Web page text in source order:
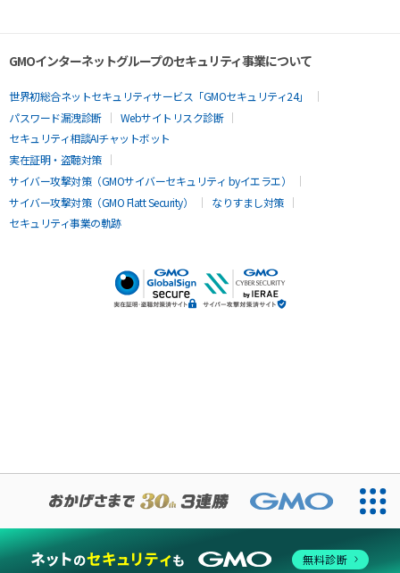
GMOインターネットグループのセキュリティ事業について
世界初総合ネットセキュリティサービス「GMOセキュリティ24」
パスワード漏洩診断
Webサイトリスク診断
セキュリティ相談AIチャットボット
実在証明・盗聴対策
サイバー攻撃対策（GMOサイバーセキュリティ byイエラエ）
サイバー攻撃対策（GMO Flatt Security）
なりすまし対策
セキュリティ事業の軌跡
無料診断